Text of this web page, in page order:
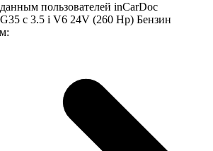
пользователей inCarDoc
с 3.5 i V6 24V (260 Hp) Бензин